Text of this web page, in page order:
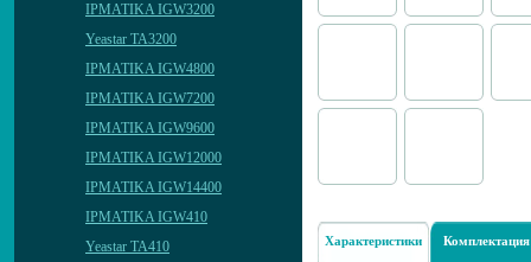
IPMATIKA IGW3200
Yeastar TA3200
IPMATIKA IGW4800
IPMATIKA IGW7200
IPMATIKA IGW9600
IPMATIKA IGW12000
IPMATIKA IGW14400
IPMATIKA IGW410
Yeastar TA410
Характеристики Комплектация